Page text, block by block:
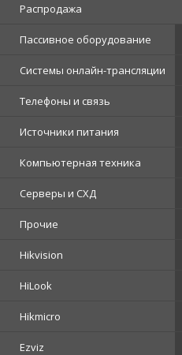
Распродажа
Пассивное оборудование
Системы онлайн-трансляции
Телефоны и связь
Источники питания
Компьютерная техника
Серверы и СХД
Прочие
Hikvision
HiLook
Hikmicro
Ezviz